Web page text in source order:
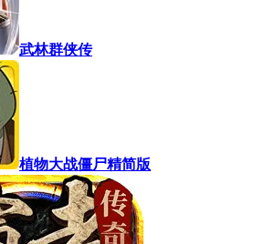
武林群侠传
植物大战僵尸精简版